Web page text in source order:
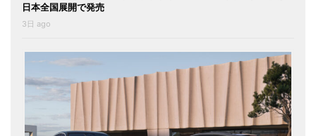
日本全国展開で発売
3日 ago